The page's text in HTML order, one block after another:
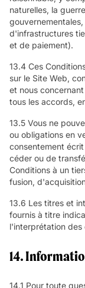
naturelles, la
d'infrastructures
et de paiement).
13.4 Ces
sur le Site Web,
et nous
tous les accords,
13.5 Vous ne
ou obligations en
consentement
céder ou de
Conditions à un
fusion,
13.6 Les titres et
fournis à titre
l'interprétation des
14.
14.1 Pour toute